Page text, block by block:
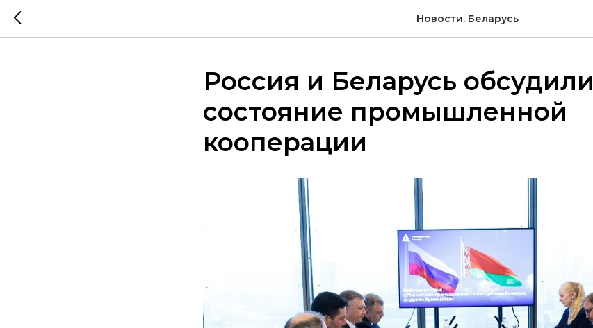
Новости. Беларусь
Россия и Беларусь обсудили
состояние промышленной
кооперации